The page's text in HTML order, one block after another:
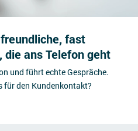
fast
ans Telefon geht
und führt echte Gespräche.
für den Kundenkontakt?